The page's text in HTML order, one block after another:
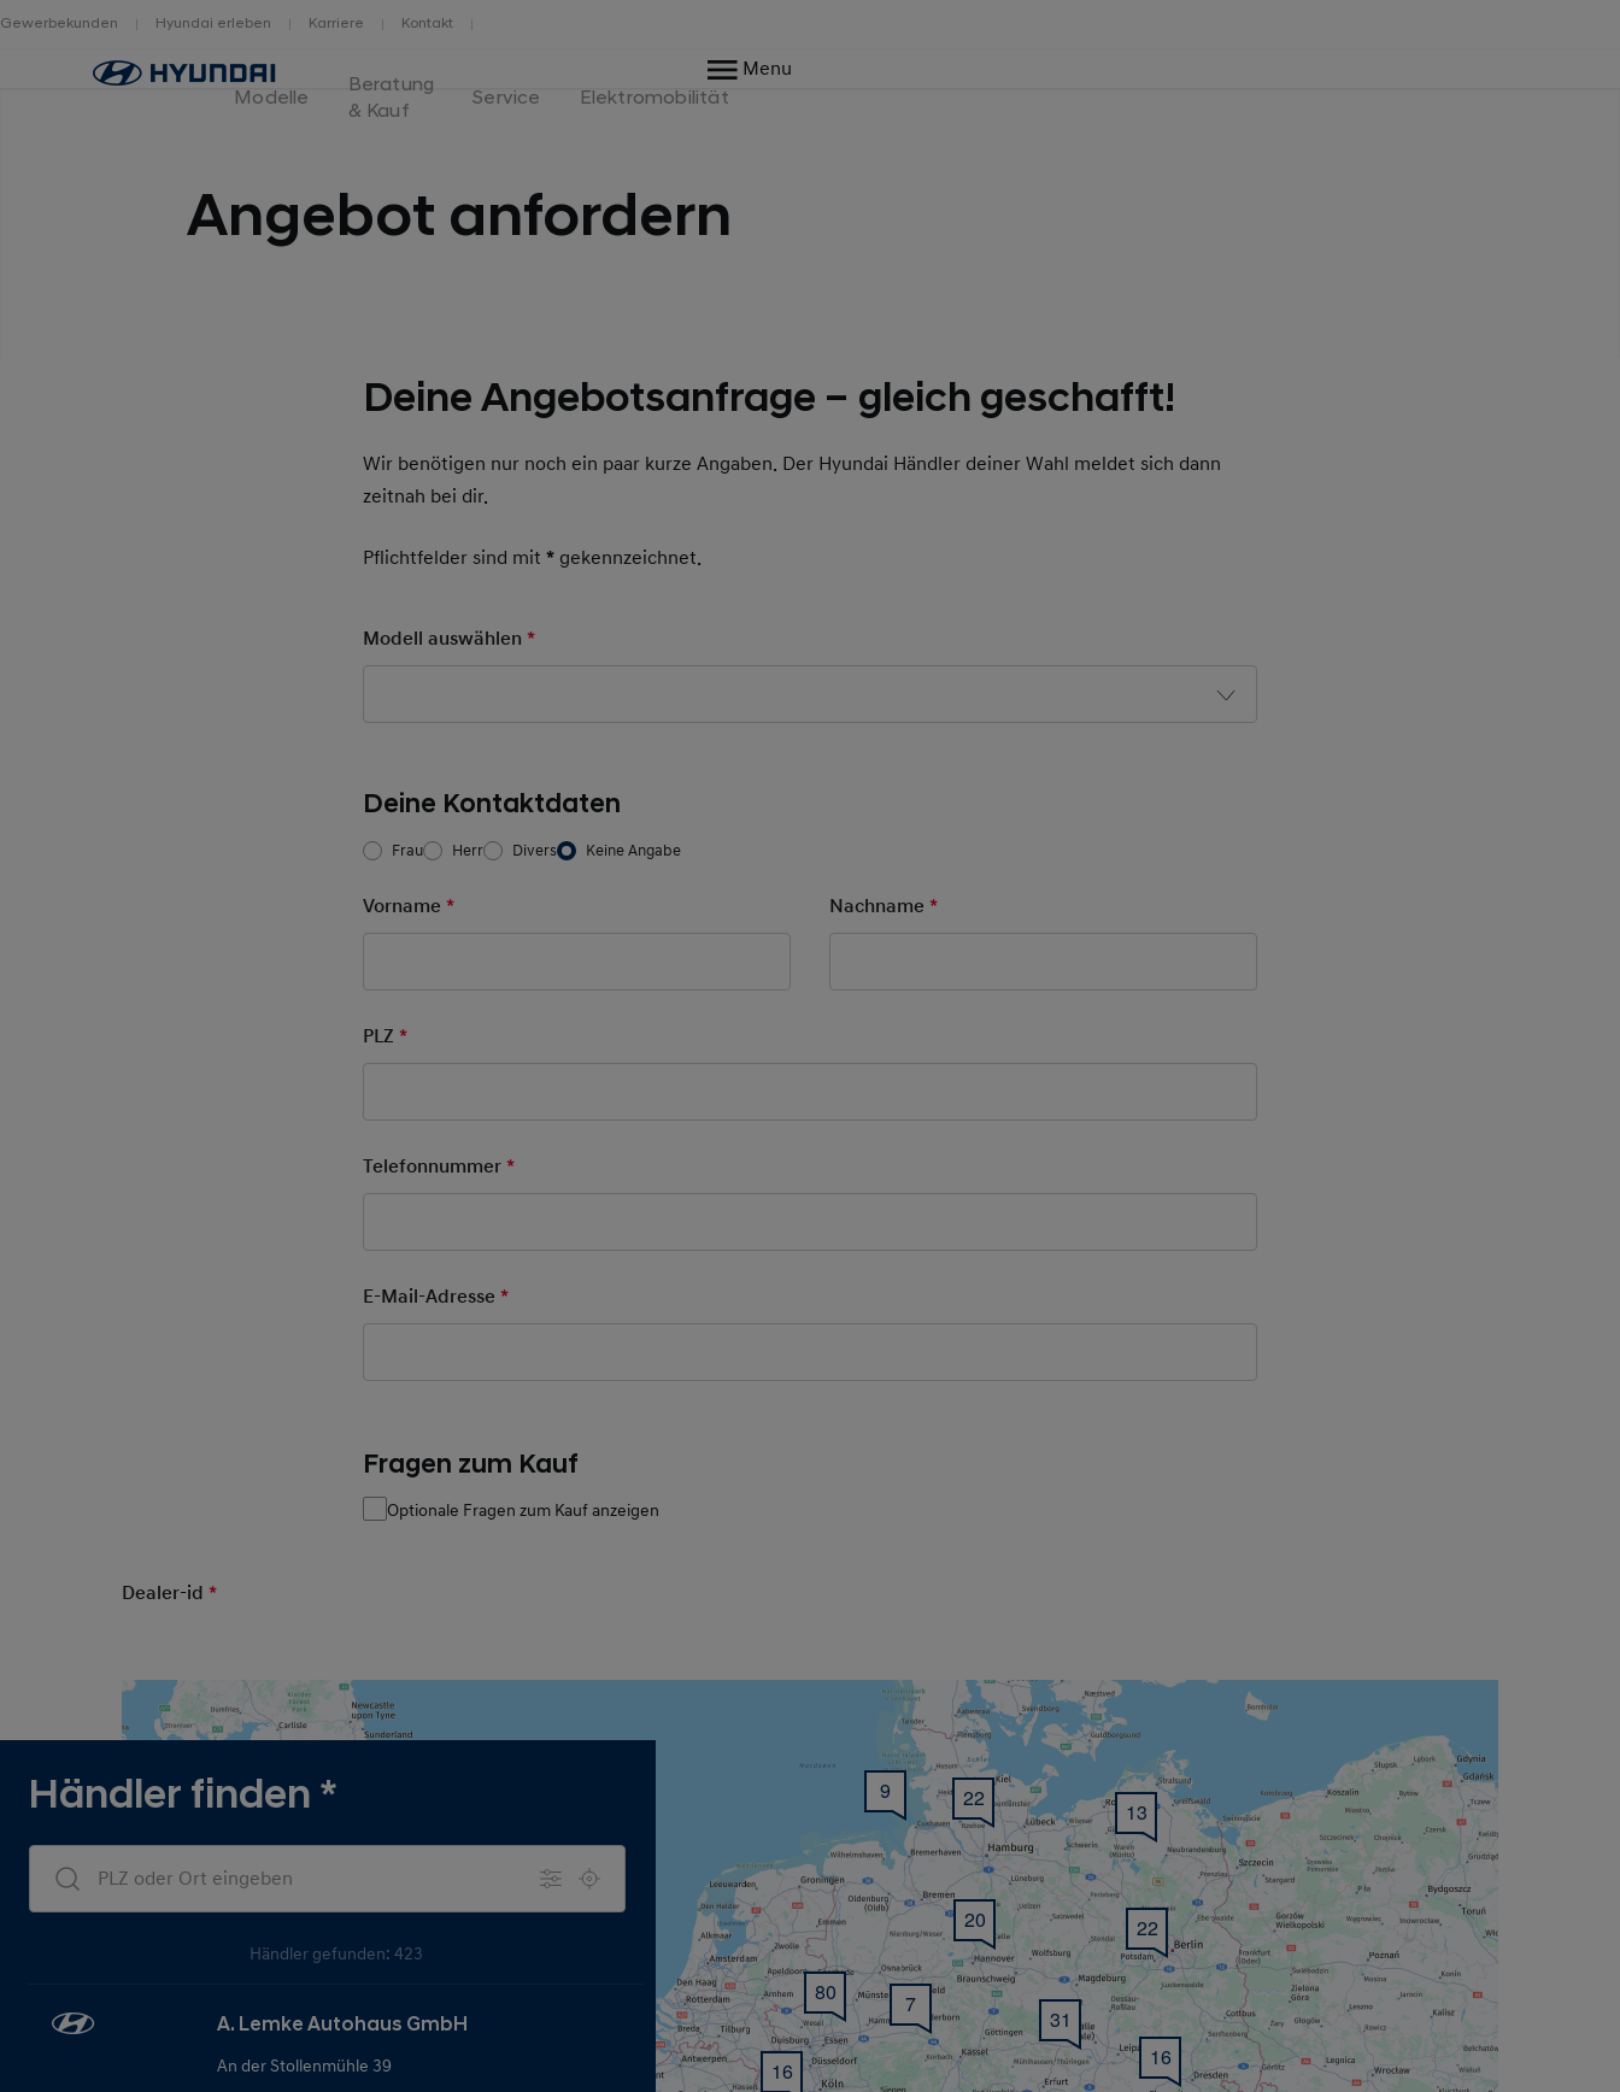
Gewerbekunden Hyundai erleben Karriere Kontakt
Home
Modelle
Beratung
& Kauf
Service Elektromobilität
Menu
Angebot anfordern
Deine Angebotsanfrage – gleich geschafft!
Wir benötigen nur noch ein paar kurze Angaben. Der Hyundai Händler deiner Wahl meldet sich dann
zeitnah bei dir.
Pflichtfelder sind mit* gekennzeichnet.
Modell auswählen*
Deine Kontaktdaten
Frau/Herr *
Frau Herr Divers Keine Angabe
Vorname* Nachname*
PLZ*
Telefonnummer*
E-Mail-Adresse*
Fragen zum Kauf
Optionale Fragen zum Kauf anzeigen
Dealer-id*
9 22
13
7
16
80
16
20 22
31
Händler finden *
Dealers Search
Händler gefunden: 423
A. Lemke Autohaus GmbH
An der Stollenmühle 39